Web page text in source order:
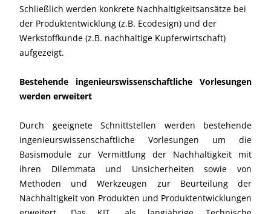
Schließlich werden konkrete Nachhaltigkeitsansätze bei
der Produktentwicklung (z.B. Ecodesign) und der
Werkstoffkunde (z.B. nachhaltige Kupferwirtschaft)
aufgezeigt.
Bestehende ingenieurswissenschaftliche Vorlesungen
werden erweitert
Durch geeignete Schnittstellen werden bestehende
ingenieurswissenschaftliche Vorlesungen um die
Basismodule zur Vermittlung der Nachhaltigkeit mit
ihren Dilemmata und Unsicherheiten sowie von
Methoden und Werkzeugen zur Beurteilung der
Nachhaltigkeit von Produkten und Produktentwicklungen